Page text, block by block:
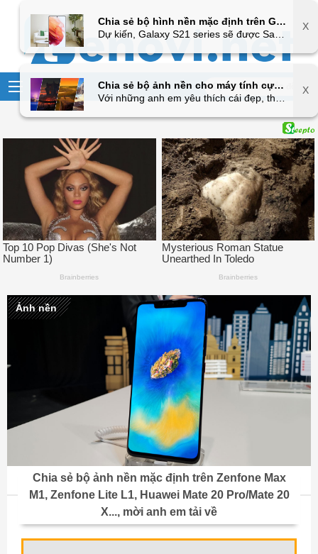
Ảnh nền
Chia sẻ bộ ảnh nền mặc định trên Zenfone Max
M1, Zenfone Lite L1, Huawei Mate 20 Pro/Mate 20
X..., mời anh em tải về
Chia sẻ bộ hình nền mặc định trên Galaxy S21 series, mời anh em tải về sử dụng
X
Chia sẻ bộ ảnh nền cho máy tính cực đẹp chất lượng cao, mời anh em tải về
X